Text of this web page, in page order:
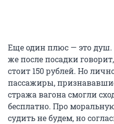
Еще один плюс — это душ.
же после посадки
стоит 150 рублей. Но
пассажиры,
стража вагона смогли
бесплатно. Про
судить не будем, но